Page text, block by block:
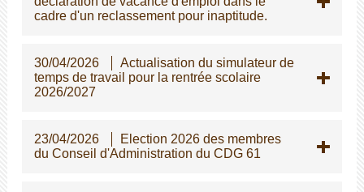
cadre d'un reclassement pour inaptitude.
30/04/2026
Actualisation du simulateur de
temps de travail pour la rentrée scolaire
2026/2027
23/04/2026
Election 2026 des membres
du Conseil d'Administration du CDG 61